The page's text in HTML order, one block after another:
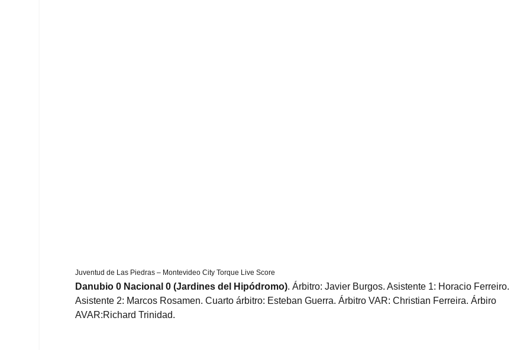
Juventud de Las Piedras – Montevideo City Torque Live Score
Danubio 0 Nacional 0 (Jardines del Hipódromo). Árbitro: Javier Burgos. Asistente 1: Horacio Ferreiro.
Asistente 2: Marcos Rosamen. Cuarto árbitro: Esteban Guerra. Árbitro VAR: Christian Ferreira. Árbiro
AVAR:Richard Trinidad.